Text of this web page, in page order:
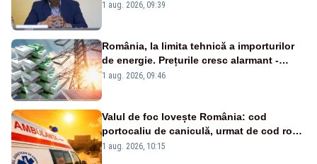
alertei energetice?
1 aug. 2026, 09:39
România, la limita tehnică a importurilor
de energie. Prețurile cresc alarmant -
Analiză Realitatea Plus
1 aug. 2026, 09:46
Valul de foc lovește România: cod
portocaliu de caniculă, urmat de cod roșu
duminică. Temperaturile urcă spre 40°C
1 aug. 2026, 10:15